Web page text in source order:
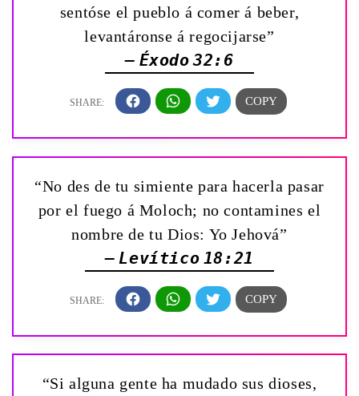
sentóse el pueblo á comer á beber,
levantáronse á regocijarse”
— Éxodo 32:6
“No des de tu simiente para hacerla pasar
por el fuego á Moloch; no contamines el
nombre de tu Dios: Yo Jehová”
— Levítico 18:21
“Si alguna gente ha mudado sus dioses,